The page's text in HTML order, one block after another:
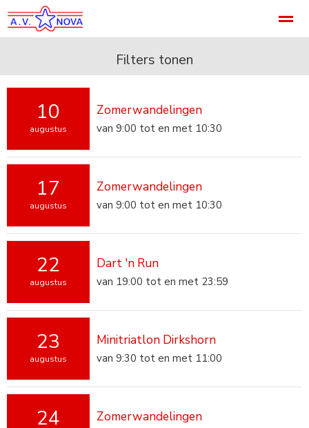
Accommodatie Noviteit
Home Pagina's Agenda
Filters tonen
10
augustus
Zomerwandelingen
van 9:00 tot en met 10:30
17
augustus
Zomerwandelingen
van 9:00 tot en met 10:30
22
augustus
Dart 'n Run
van 19:00 tot en met 23:59
23
augustus
Minitriatlon Dirkshorn
van 9:30 tot en met 11:00
24 Zomerwandelingen